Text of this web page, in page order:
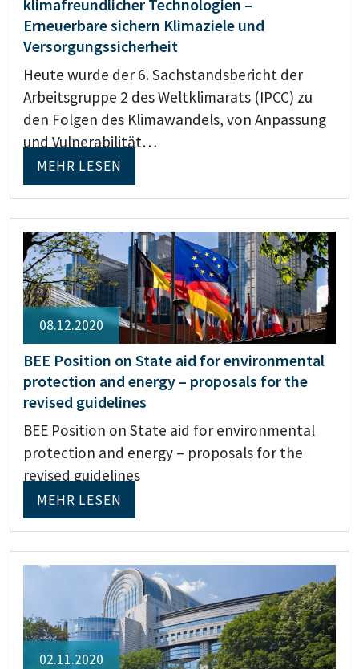
klimafreundlicher Technologien –
Erneuerbare sichern Klimaziele und
Versorgungssicherheit
Heute wurde der 6. Sachstandsbericht der
Arbeitsgruppe 2 des Weltklimarats (IPCC) zu
den Folgen des Klimawandels, von Anpassung
und Vulnerabilität…
MEHR LESEN
08.12.2020
BEE Position on State aid for environmental
protection and energy – proposals for the
revised guidelines
BEE Position on State aid for environmental
protection and energy – proposals for the
revised guidelines
MEHR LESEN
02.11.2020